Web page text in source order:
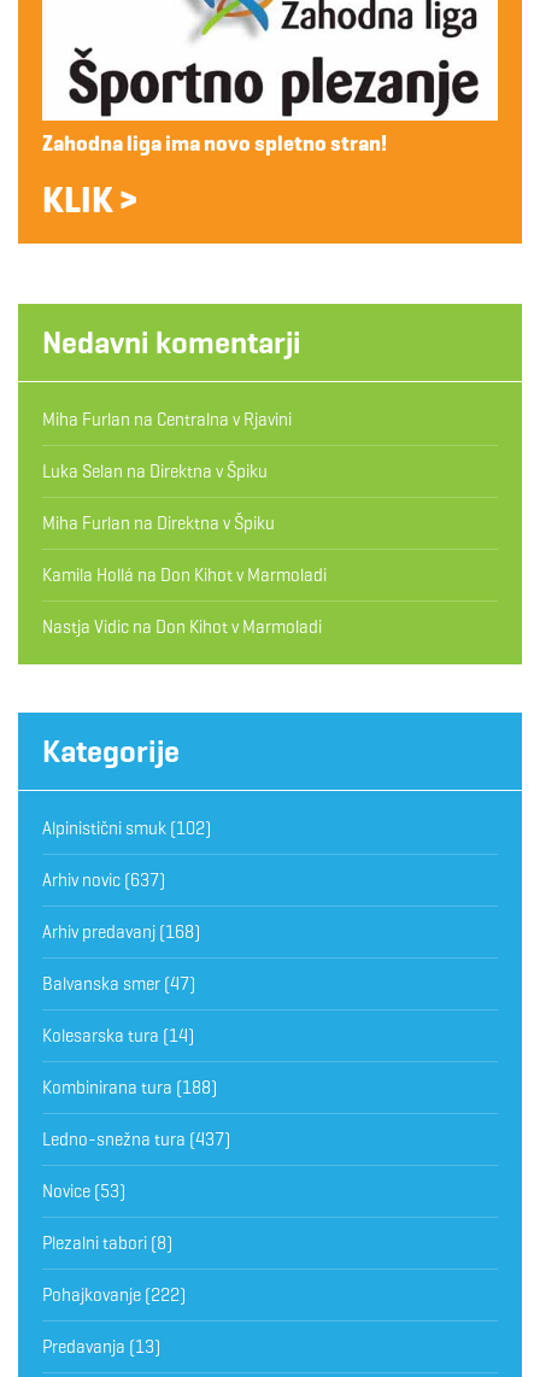
Zahodna liga ima novo spletno stran!
KLIK >
Nedavni komentarji
Miha Furlan na Centralna v Rjavini
Luka Selan na Direktna v Špiku
Miha Furlan na Direktna v Špiku
Kamila Hollá na Don Kihot v Marmoladi
Nastja Vidic na Don Kihot v Marmoladi
Kategorije
Alpinistični smuk (102)
Arhiv novic (637)
Arhiv predavanj (168)
Balvanska smer (47)
Kolesarska tura (14)
Kombinirana tura (188)
Ledno-snežna tura (437)
Novice (53)
Plezalni tabori (8)
Pohajkovanje (222)
Predavanja (13)